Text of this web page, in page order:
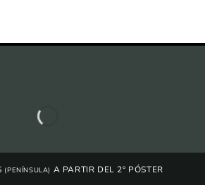
(PENÍNSULA) A PARTIR DEL 2º PÓSTER